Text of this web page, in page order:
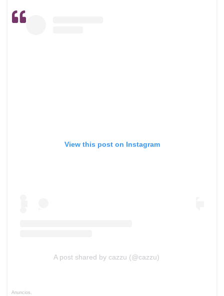
View this post on Instagram
A post shared by cazzu (@cazzu)
Anuncios.